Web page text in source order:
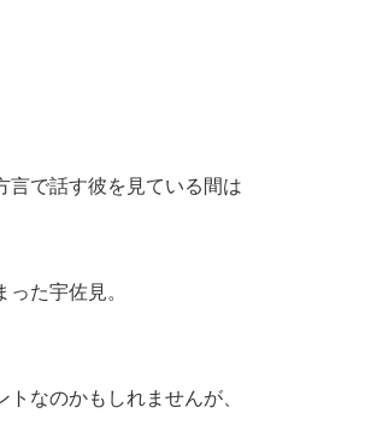
言で話す彼を見ている間は
た宇佐見。
なのかもしれませんが、